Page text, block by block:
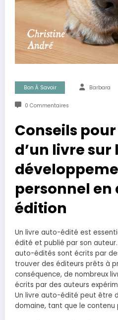
Bon À Savoir Barbara
0 Commentaires
Conseils
d’un livre sur
personnel
édition
Un livre auto-édité est
édité et publié par son
auto-édités sont écrits par
trouver des éditeurs prêts à
conséquence, de nombreux
écrits par des auteurs
Un livre auto-édité peut être
domaine, tant que le contenu